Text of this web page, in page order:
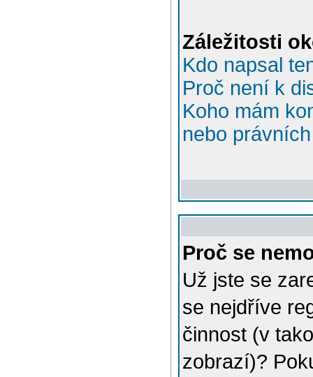
Záležitosti
Kdo napsal
Proč není k
Koho mám
nebo
Proč se
Už jste se
se nejdříve
činnost (v
zobrazí)?